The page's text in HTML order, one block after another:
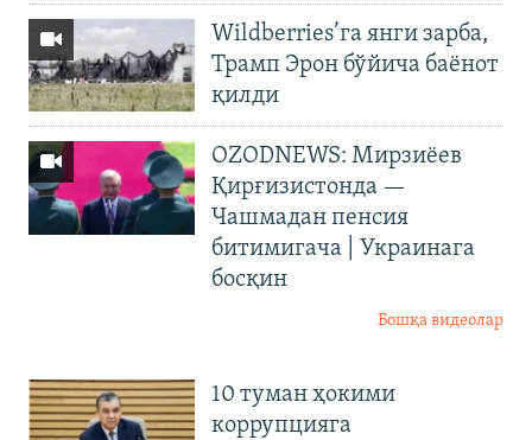
Wildberries’га янги зарба,
Трамп Эрон бўйича баёнот
қилди
OZODNEWS: Мирзиёев
Қирғизистонда —
Чашмадан пенсия
битимигача | Украинага
босқин
Бошқа видеолар
10 туман ҳокими
коррупцияга